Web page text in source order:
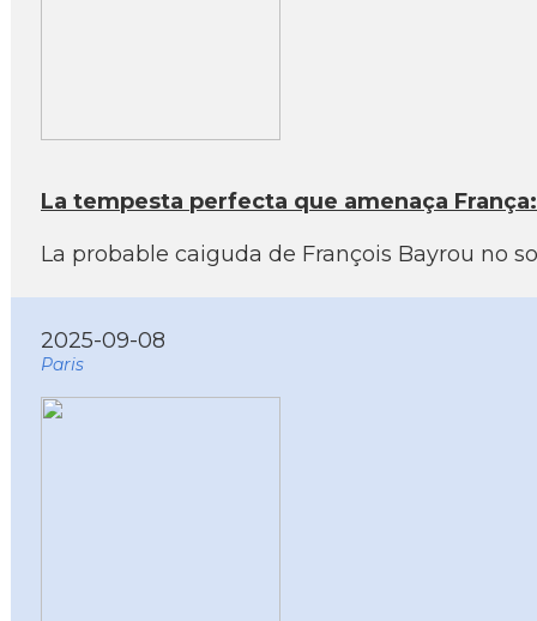
La tempesta perfecta que amenaça
La probable caiguda de François Bayrou no
2025-09-08
Paris